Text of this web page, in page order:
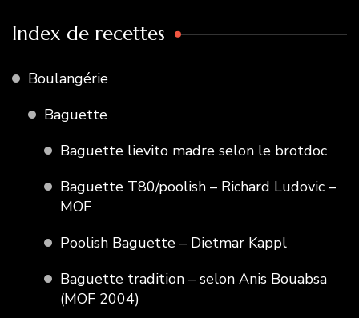
Index de recettes
Boulangérie
Baguette
Baguette lievito madre selon le brotdoc
Baguette T80/poolish – Richard Ludovic –
MOF
Poolish Baguette – Dietmar Kappl
Baguette tradition – selon Anis Bouabsa
(MOF 2004)